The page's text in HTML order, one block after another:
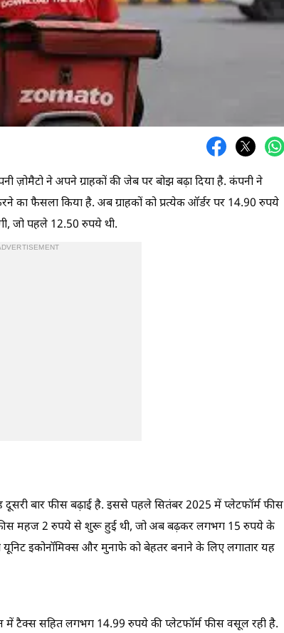
ज़ोमैटो ने अपने ग्राहकों की जेब पर बोझ बढ़ा दिया है. कंपनी ने
का फैसला किया है. अब ग्राहकों को प्रत्येक ऑर्डर पर 14.90 रुपये
जो पहले 12.50 रुपये थी.
दूसरी बार फीस बढ़ाई है. इससे पहले सितंबर 2025 में प्लेटफॉर्म फीस
महज 2 रुपये से शुरू हुई थी, जो अब बढ़कर लगभग 15 रुपये के
इकोनॉमिक्स और मुनाफे को बेहतर बनाने के लिए लगातार यह
में टैक्स सहित लगभग 14.99 रुपये की प्लेटफॉर्म फीस वसूल रही है.